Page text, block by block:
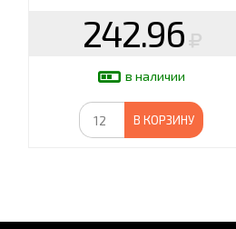
242.96
в наличии
В КОРЗИНУ